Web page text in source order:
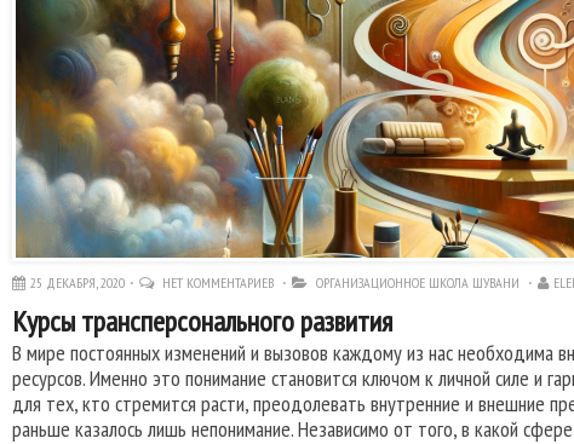
25 ДЕКАБРЯ, 2020 НЕТ КОММЕНТАРИЕВ ОРГАНИЗАЦИОННОЕ ШКОЛА ШУВАНИ
Курсы трансперсонального развития
В мире постоянных изменений и вызовов каждому из нас необходима
ресурсов. Именно это понимание становится ключом к личной силе и
для тех, кто стремится расти, преодолевать внутренние и внешние
раньше казалось лишь непонимание. Независимо от того, в какой